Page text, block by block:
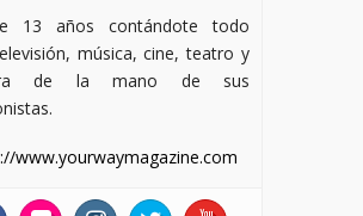
13 años contándote todo
música, cine, teatro y
de la mano de sus
www.yourwaymagazine.com